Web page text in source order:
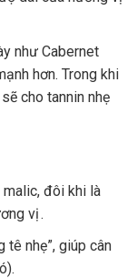
như Cabernet
hơn. Trong khi
cho tannin nhẹ
malic, đôi khi là
vị .
tê nhẹ”, giúp cân